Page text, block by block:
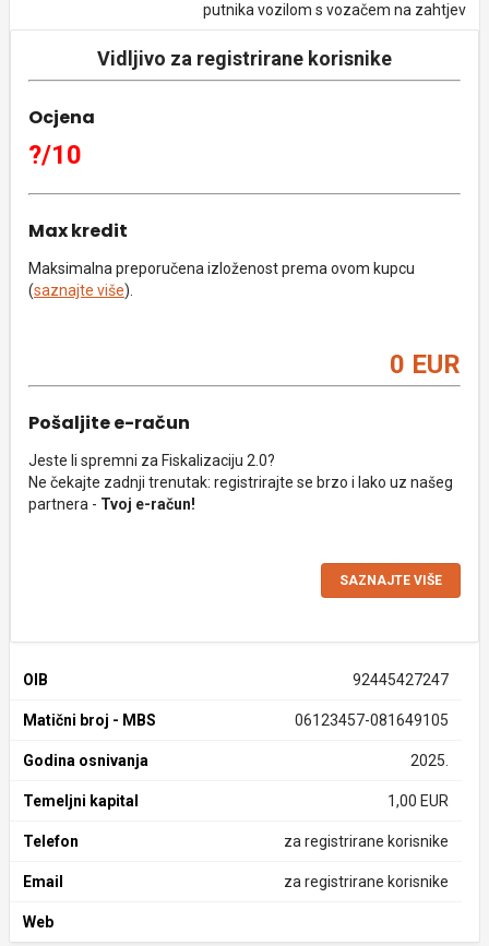
putnika vozilom s vozačem na zahtjev
Vidljivo za registrirane korisnike
Ocjena
?/10
Max kredit
Maksimalna preporučena izloženost prema ovom kupcu
(saznajte više).
0 EUR
Pošaljite e-račun
Jeste li spremni za Fiskalizaciju 2.0?
Ne čekajte zadnji trenutak: registrirajte se brzo i lako uz našeg
partnera - Tvoj e-račun!
SAZNAJTE VIŠE
OIB 92445427247
Matični broj - MBS 06123457-081649105
Godina osnivanja 2025.
Temeljni kapital 1,00 EUR
Telefon za registrirane korisnike
Email za registrirane korisnike
Web